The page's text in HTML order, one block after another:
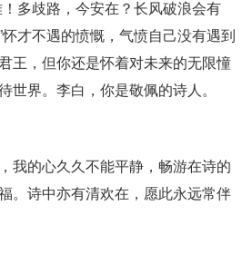
多歧路，今安在？长风破浪会有
才不遇的愤慨，气愤自己没有遇到
王，但你还是怀着对未来的无限憧
世界。李白，你是敬佩的诗人。
的心久久不能平静，畅游在诗的
。诗中亦有清欢在，愿此永远常伴